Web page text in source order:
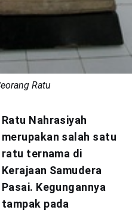
Ratu
Ratu Nahrasiyah
merupakan salah satu
ratu ternama di
Kerajaan Samudera
Pasai. Kegungannya
tampak pada